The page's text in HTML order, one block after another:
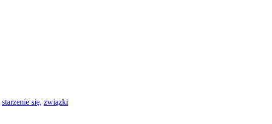
starzenie się, związki